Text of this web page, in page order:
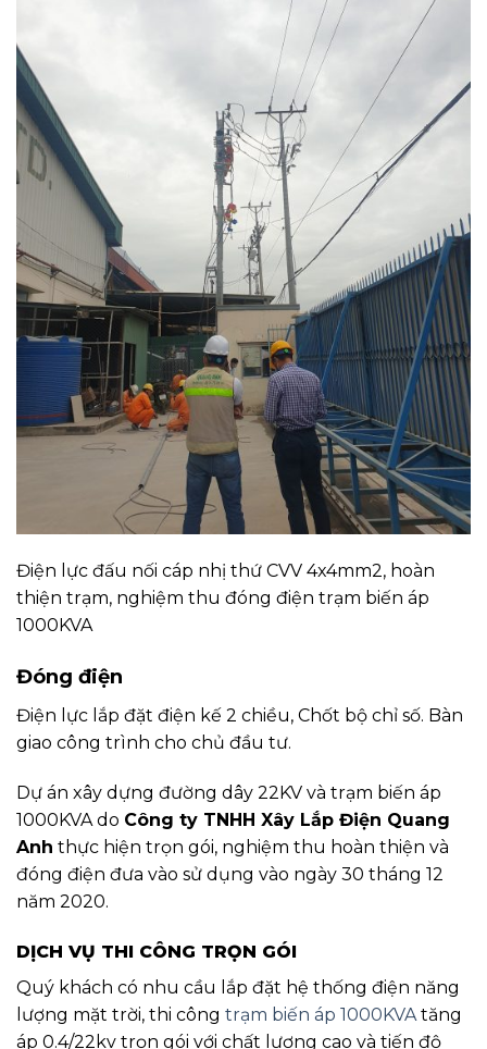
Điện lực đấu nối cáp nhị thứ CVV 4x4mm2, hoàn
thiện trạm, nghiệm thu đóng điện trạm biến áp
1000KVA
Đóng điện
Điện lực lắp đặt điện kế 2 chiều, Chốt bộ chỉ số. Bàn
giao công trình cho chủ đầu tư.
Dự án xây dựng đường dây 22KV và trạm biến áp
1000KVA do Công ty TNHH Xây Lắp Điện Quang
Anh thực hiện trọn gói, nghiệm thu hoàn thiện và
đóng điện đưa vào sử dụng vào ngày 30 tháng 12
năm 2020.
DỊCH VỤ THI CÔNG TRỌN GÓI
Quý khách có nhu cầu lắp đặt hệ thống điện năng
lượng mặt trời, thi công trạm biến áp 1000KVA tăng
áp 0.4/22kv trọn gói với chất lượng cao và tiến độ